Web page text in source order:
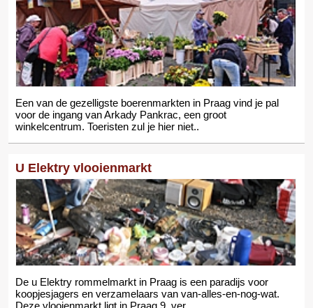
Een van de gezelligste boerenmarkten in Praag vind je pal
voor de ingang van Arkady Pankrac, een groot
winkelcentrum. Toeristen zul je hier niet..
U Elektry vlooienmarkt
De u Elektry rommelmarkt in Praag is een paradijs voor
koopjesjagers en verzamelaars van van-alles-en-nog-wat.